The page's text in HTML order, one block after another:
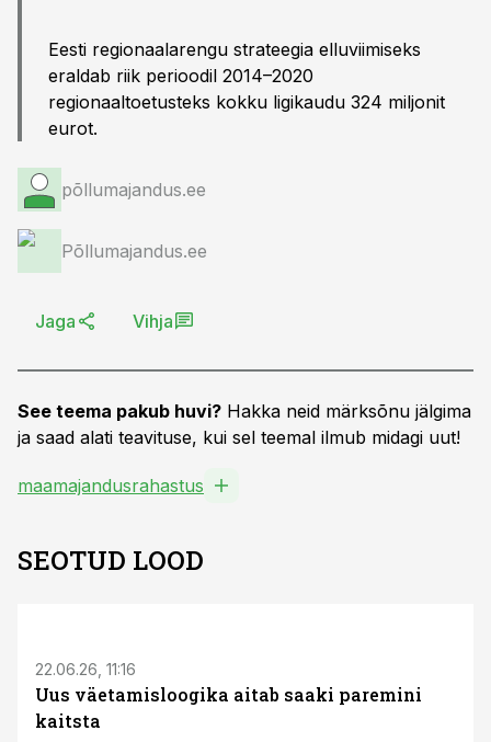
Eesti regionaalarengu strateegia elluviimiseks
eraldab riik perioodil 2014–2020
regionaaltoetusteks kokku ligikaudu 324 miljonit
eurot.
põllumajandus.ee
Põllumajandus.ee
Jaga Vihja
See teema pakub huvi? Hakka neid märksõnu jälgima
ja saad alati teavituse, kui sel teemal ilmub midagi uut!
maamajandusrahastus
SEOTUD LOOD
22.06.26, 11:16
Uus väetamisloogika aitab saaki paremini
kaitsta